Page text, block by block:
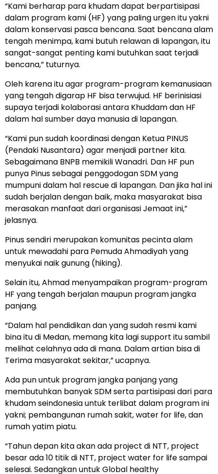
“Kami berharap para khudam dapat berpartisipasi
dalam program kami (HF) yang paling urgen itu yakni
dalam konservasi pasca bencana. Saat bencana alam
tengah menimpa, kami butuh relawan di lapangan, itu
sangat-sangat penting kami butuhkan saat terjadi
bencana,” tuturnya.
Oleh karena itu agar program-program kemanusiaan
yang tengah digarap HF bisa terwujud. HF berinisiasi
supaya terjadi kolaborasi antara Khuddam dan HF
dalam hal sumber daya manusia di lapangan.
“Kami pun sudah koordinasi dengan Ketua PINUS
(Pendaki Nusantara) agar menjadi partner kita.
Sebagaimana BNPB memikili Wanadri. Dan HF pun
punya Pinus sebagai penggodogan SDM yang
mumpuni dalam hal rescue di lapangan. Dan jika hal ini
sudah berjalan dengan baik, maka masyarakat bisa
merasakan manfaat dari organisasi Jemaat ini,”
jelasnya.
Pinus sendiri merupakan komunitas pecinta alam
untuk mewadahi para Pemuda Ahmadiyah yang
menyukai naik gunung (hiking).
Selain itu, Ahmad menyampaikan program-program
HF yang tengah berjalan maupun program jangka
panjang.
“Dalam hal pendidikan dan yang sudah resmi kami
bina itu di Medan, memang kita lagi support itu sambil
melihat celahnya ada di mana. Dalam artian bisa di
Terima masyarakat sekitar,” ucapnya.
Ada pun untuk program jangka panjang yang
membutuhkan banyak SDM serta partisipasi dari para
khudam seindonesia untuk terlibat dalam program ini
yakni; pembangunan rumah sakit, water for life, dan
rumah yatim piatu.
“Tahun depan kita akan ada project di NTT, project
besar ada 10 titik di NTT, project water for life sampai
selesai. Sedangkan untuk Global healthy